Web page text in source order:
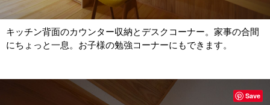
キッチン背面のカウンター収納とデスクコーナー。家事の合間
にちょっと一息。お子様の勉強コーナーにもできます。
Save